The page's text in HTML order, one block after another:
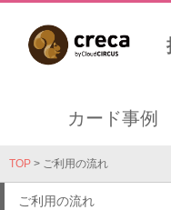
カード事例
TOP > ご利用の流れ
ご利用の流れ